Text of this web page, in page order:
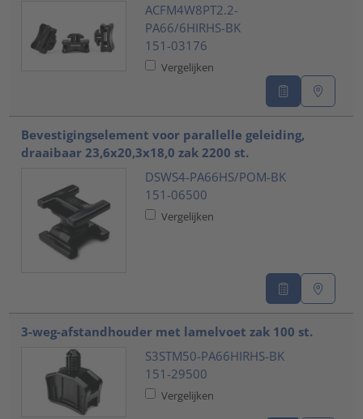
ACFM4W8PT2.2-
PA66/6HIRHS-BK
151-03176
Vergelijken
Bevestigingselement voor parallelle geleiding,
draaibaar 23,6x20,3x18,0 zak 2200 st.
DSWS4-PA66HS/POM-BK
151-06500
Vergelijken
3-weg-afstandhouder met lamelvoet zak 100 st.
S3STM50-PA66HIRHS-BK
151-29500
Vergelijken